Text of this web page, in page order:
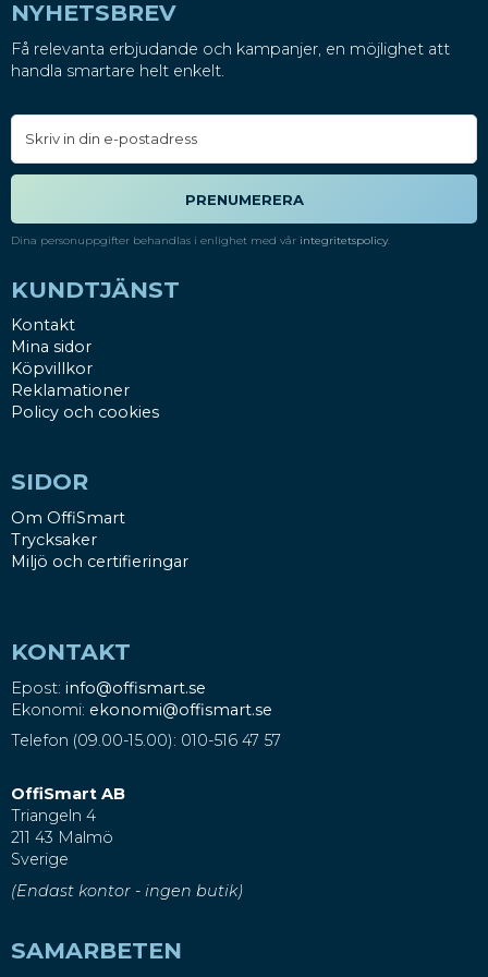
NYHETSBREV
Få relevanta erbjudande och kampanjer, en möjlighet att
handla smartare helt enkelt.
PRENUMERERA
Dina personuppgifter behandlas i enlighet med vår integritetspolicy.
KUNDTJÄNST
Kontakt
Mina sidor
Köpvillkor
Reklamationer
Policy och cookies
SIDOR
Om OffiSmart
Trycksaker
Miljö och certifieringar
KONTAKT
Epost: info@offismart.se
Ekonomi: ekonomi@offismart.se
Telefon (09.00-15.00): 010-516 47 57
OffiSmart AB
Triangeln 4
211 43 Malmö
Sverige
(Endast kontor - ingen butik)
SAMARBETEN